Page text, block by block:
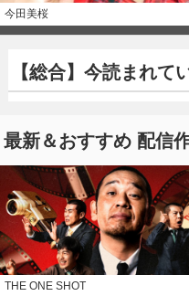
今田美桜
【総合】今読まれて
最新＆おすすめ 配信
THE ONE SHOT